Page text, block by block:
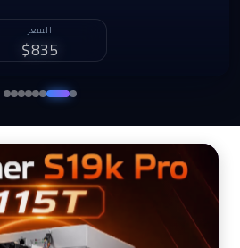
السعر
$860
الربح الشهري
1,072 د.ل